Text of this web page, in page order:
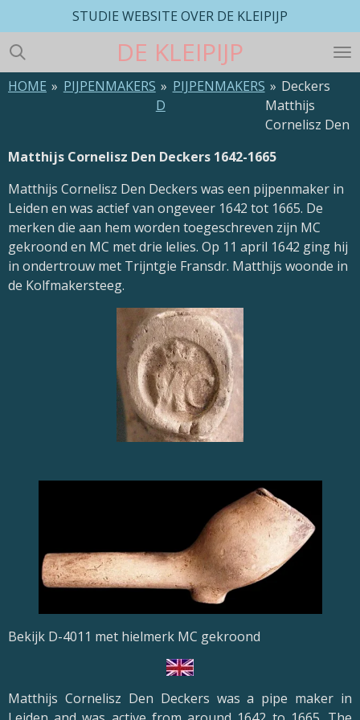
direct
naar
de
hoofdinhoud
DE KLEIPIJP
STUDIE WEBSITE OVER DE KLEIPIJP
HOME » PIJPENMAKERS » PIJPENMAKERS
D
» Deckers
Matthijs
Cornelisz Den
Matthijs Cornelisz Den Deckers 1642-1665
Matthijs Cornelisz Den Deckers was een pijpenmaker in
Leiden en was actief van ongeveer 1642 tot 1665. De
merken die aan hem worden toegeschreven zijn MC
gekroond en MC met drie lelies. Op 11 april 1642 ging hij
in ondertrouw met Trijntgie Fransdr. Matthijs woonde in
de Kolfmakersteeg.
Bekijk D-4011 met hielmerk MC gekroond
Matthijs Cornelisz Den Deckers was a pipe maker in